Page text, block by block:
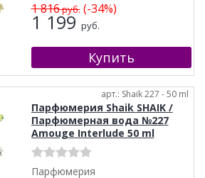
1 816руб.(-34%)
1 199 руб.
арт.: Shaik 227 - 50 ml
Парфюмерия Shaik SHAIK /
Парфюмерная вода №227
Amouge Interlude 50 ml
Парфюмерия